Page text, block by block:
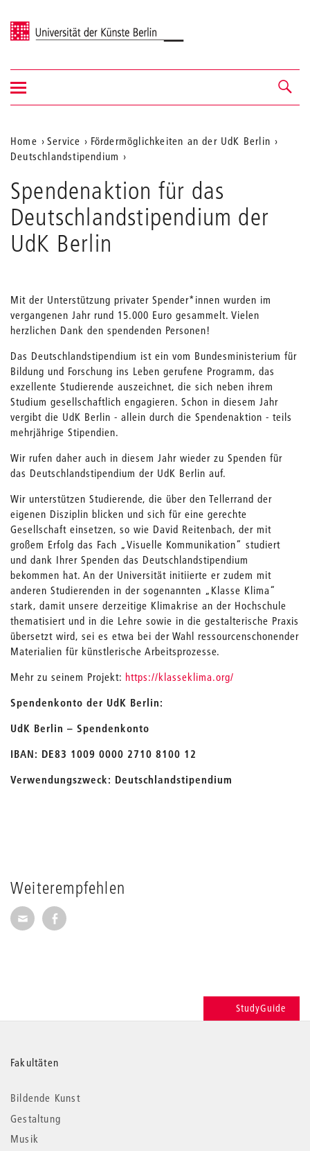
Universität der Künste Berlin
Navigation &
Suche
Navigation
ein-/ausblenden
Aktuelle
Position
auf
der
Webseite
Home Service
Fördermöglichkeiten an der UdK Berlin
Deutschlandstipendium
Spendenaktion für das
Deutschlandstipendium der
UdK Berlin
Weiterempfehlen
Seite per E-Mail weiterempfehlen
Seite auf Facebook weiterempfehlen
Mit der Unterstützung privater Spender*innen wurden im
vergangenen Jahr rund 15.000 Euro gesammelt. Vielen
herzlichen Dank den spendenden Personen!
Das Deutschlandstipendium ist ein vom Bundesministerium für
Bildung und Forschung ins Leben gerufene Programm, das
exzellente Studierende auszeichnet, die sich neben ihrem
Studium gesellschaftlich engagieren. Schon in diesem Jahr
vergibt die UdK Berlin - allein durch die Spendenaktion - teils
mehrjährige Stipendien.
Wir rufen daher auch in diesem Jahr wieder zu Spenden für
das Deutschlandstipendium der UdK Berlin auf.
Wir unterstützen Studierende, die über den Tellerrand der
eigenen Disziplin blicken und sich für eine gerechte
Gesellschaft einsetzen, so wie David Reitenbach, der mit
großem Erfolg das Fach „Visuelle Kommunikation“ studiert
und dank Ihrer Spenden das Deutschlandstipendium
bekommen hat. An der Universität initiierte er zudem mit
anderen Studierenden in der sogenannten „Klasse Klima“
stark, damit unsere derzeitige Klimakrise an der Hochschule
thematisiert und in die Lehre sowie in die gestalterische Praxis
übersetzt wird, sei es etwa bei der Wahl ressourcenschonender
Materialien für künstlerische Arbeitsprozesse.
Mehr zu seinem Projekt: https://klasseklima.org/
Spendenkonto der UdK Berlin:
UdK Berlin – Spendenkonto
IBAN: DE83 1009 0000 2710 8100 12
Verwendungszweck: Deutschlandstipendium
StudyGuide
Weitere
Informationen
Fakultäten
Bildende Kunst
Gestaltung
Musik